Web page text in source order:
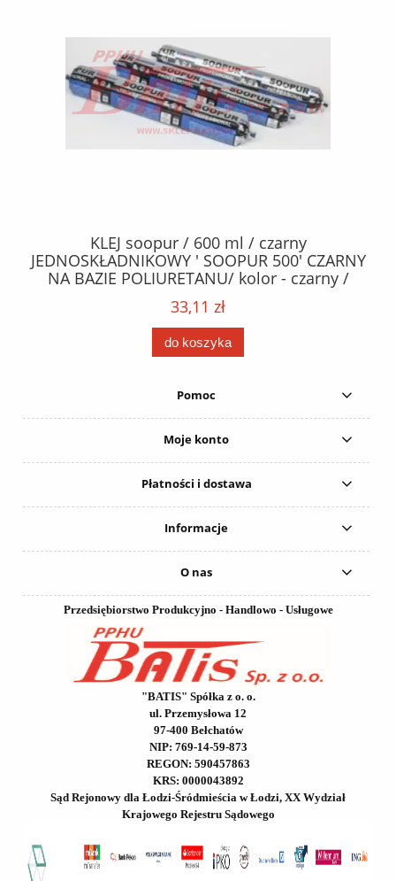
KLEJ soopur / 600 ml / czarny
JEDNOSKŁADNIKOWY ' SOOPUR 500' CZARNY
NA BAZIE POLIURETANU/ kolor - czarny /
karton 20 szt. / pistolet do kleju 307730 /
33,11 zł
do koszyka
Pomoc
Moje konto
Płatności i dostawa
Informacje
O nas
Przedsiębiorstwo Produkcyjno - Handlowo - Usługowe
"BATIS" Spółka z o. o.
ul. Przemysłowa 12
97-400 Bełchatów
NIP: 769-14-59-873
REGON: 590457863
KRS: 0000043892
Sąd Rejonowy dla Łodzi-Śródmieścia w Łodzi, XX Wydział
Krajowego Rejestru Sądowego